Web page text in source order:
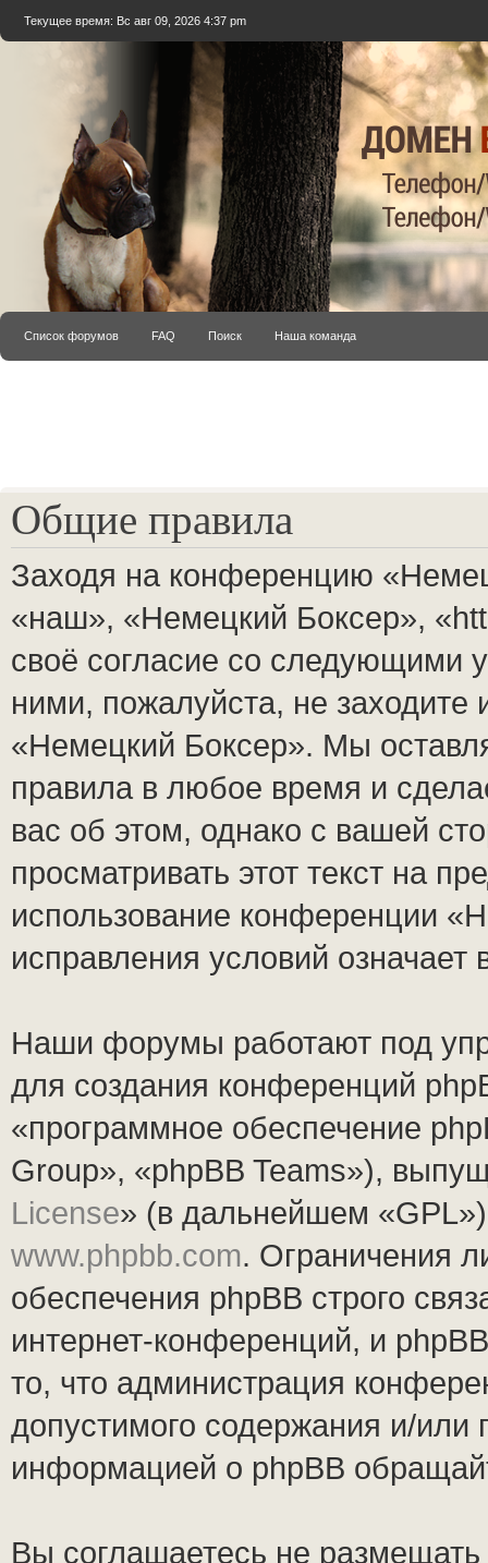
Текущее время: Вс авг 09, 2026 4:37 pm
Список форумов FAQ Поиск Наша команда
Общие правила
Заходя на конференцию
«наш», «Немецкий Боксер»,
своё согласие со следующими
ними, пожалуйста, не
«Немецкий Боксер». Мы
правила в любое время и
вас об этом, однако с вашей
просматривать этот текст на
использование конференции
исправления условий
Наши форумы работают под
для создания конференций
«программное обеспечение
Group», «phpBB Teams»),
License» (в дальнейшем
www.phpbb.com. Ограничения
обеспечения phpBB строго
интернет-конференций, и
то, что администрация
допустимого содержания и/или
информацией о phpBB
Вы соглашаетесь не